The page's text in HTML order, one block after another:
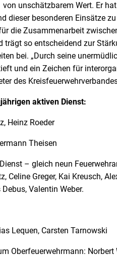
unschätzbarem Wert. Er
dieser besonderen Einsätze
die Zusammenarbeit
trägt so entscheidend zur
bei. „Durch seine
und ein Zeichen für
des
aktiven Dienst:
Heinz Roeder
Theisen
– gleich neun
Celine Greger, Kai Kreusch,
Valentin Weber.
Lequen, Carsten Tarnowski
Oberfeuerwehrmann: